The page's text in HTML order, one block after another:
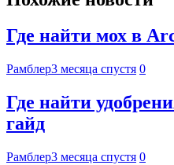
Где найти мох в
Рамблер3 месяца спустя 0
Где найти
гайд
Рамблер3 месяца спустя 0